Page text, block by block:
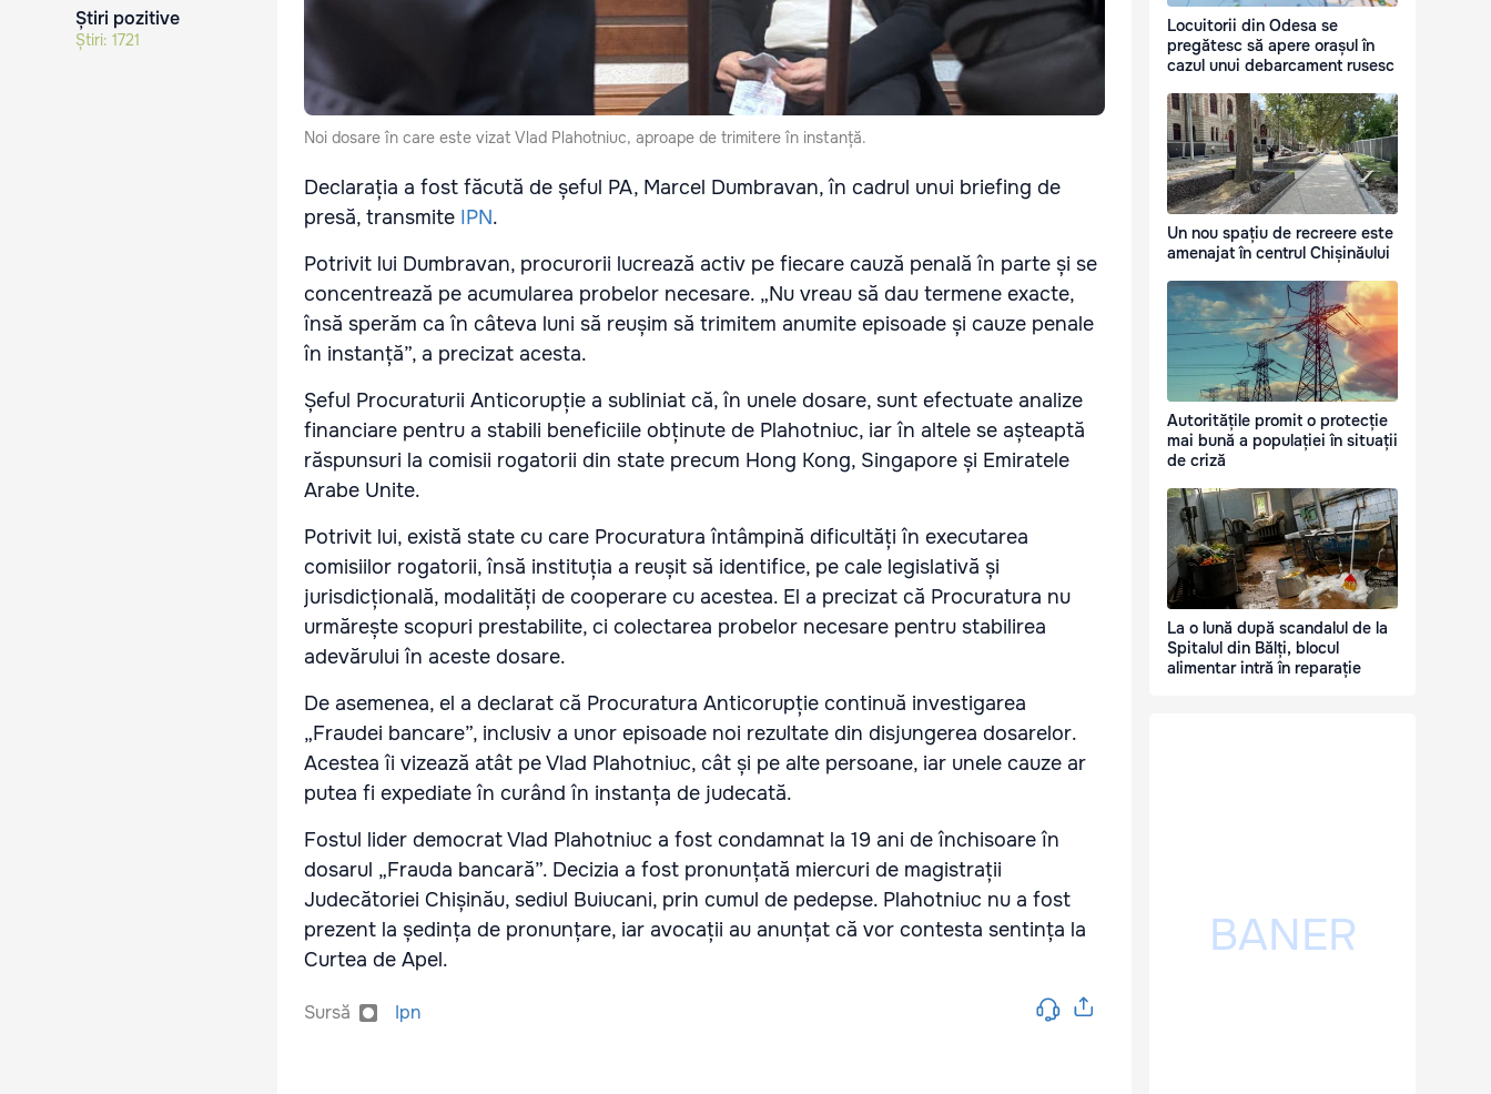
Știri pozitive
Știri: 1721
Noi dosare în care este vizat Vlad Plahotniuc, aproape de trimitere în instanță.
Declarația a fost făcută de șeful PA, Marcel Dumbravan, în cadrul unui briefing de
presă, transmite IPN.
Potrivit lui Dumbravan, procurorii lucrează activ pe fiecare cauză penală în parte și se
concentrează pe acumularea probelor necesare. „Nu vreau să dau termene exacte,
însă sperăm ca în câteva luni să reușim să trimitem anumite episoade și cauze penale
în instanță”, a precizat acesta.
Șeful Procuraturii Anticorupție a subliniat că, în unele dosare, sunt efectuate analize
financiare pentru a stabili beneficiile obținute de Plahotniuc, iar în altele se așteaptă
răspunsuri la comisii rogatorii din state precum Hong Kong, Singapore și Emiratele
Arabe Unite.
Potrivit lui, există state cu care Procuratura întâmpină dificultăți în executarea
comisiilor rogatorii, însă instituția a reușit să identifice, pe cale legislativă și
jurisdicțională, modalități de cooperare cu acestea. El a precizat că Procuratura nu
urmărește scopuri prestabilite, ci colectarea probelor necesare pentru stabilirea
adevărului în aceste dosare.
De asemenea, el a declarat că Procuratura Anticorupție continuă investigarea
„Fraudei bancare”, inclusiv a unor episoade noi rezultate din disjungerea dosarelor.
Acestea îi vizează atât pe Vlad Plahotniuc, cât și pe alte persoane, iar unele cauze ar
putea fi expediate în curând în instanța de judecată.
Fostul lider democrat Vlad Plahotniuc a fost condamnat la 19 ani de închisoare în
dosarul „Frauda bancară”. Decizia a fost pronunțată miercuri de magistrații
Judecătoriei Chișinău, sediul Buiucani, prin cumul de pedepse. Plahotniuc nu a fost
prezent la ședința de pronunțare, iar avocații au anunțat că vor contesta sentința la
Curtea de Apel.
Sursă Ipn
Locuitorii din Odesa se
pregătesc să apere orașul în
cazul unui debarcament rusesc
Un nou spațiu de recreere este
amenajat în centrul Chișinăului
Autoritățile promit o protecție
mai bună a populației în situații
de criză
La o lună după scandalul de la
Spitalul din Bălți, blocul
alimentar intră în reparație